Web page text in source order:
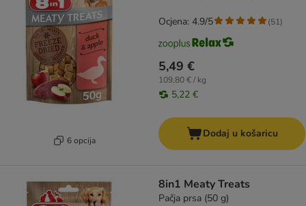
6 opcija
5,49 €
109,80 € / kg
5,22 €
Ocjena: 4.9/5 (51)
Dodaj u košaricu
8in1 Meaty Treats
Pačja prsa (50 g)